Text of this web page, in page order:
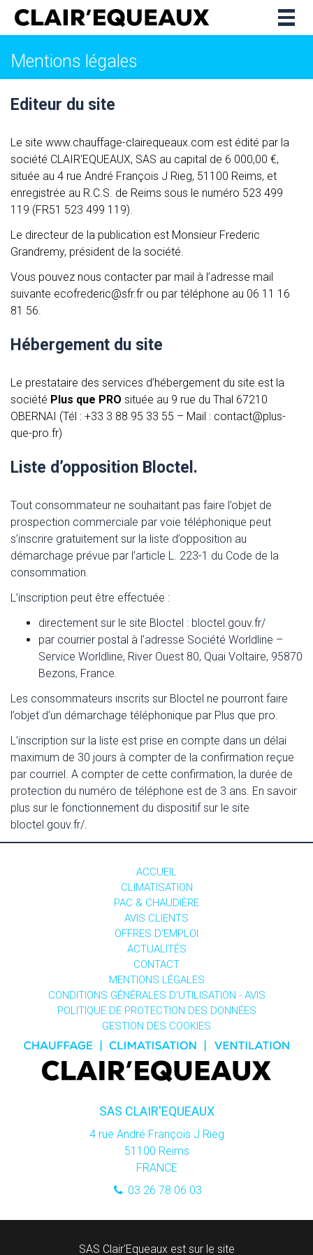
Mentions légales
Editeur du site
Le site www.chauffage-clairequeaux.com est édité par la
société CLAIR'EQUEAUX, SAS au capital de 6 000,00 €,
située au 4 rue André François J Rieg, 51100 Reims, et
enregistrée au R.C.S. de Reims sous le numéro 523 499
119 (FR51 523 499 119).
Le directeur de la publication est Monsieur Frederic
Grandremy, président de la société.
Vous pouvez nous contacter par mail à l’adresse mail
suivante ecofrederic@sfr.fr ou par téléphone au 06 11 16
81 56.
Hébergement du site
Le prestataire des services d’hébergement du site est la
société Plus que PRO située au 9 rue du Thal 67210
OBERNAI (Tél : +33 3 88 95 33 55 – Mail : contact@plus-
que-pro.fr)
Liste d’opposition Bloctel.
Tout consommateur ne souhaitant pas faire l’objet de
prospection commerciale par voie téléphonique peut
s’inscrire gratuitement sur la liste d’opposition au
démarchage prévue par l’article L. 223-1 du Code de la
consommation.
L’inscription peut être effectuée :
directement sur le site Bloctel : bloctel.gouv.fr/
par courrier postal à l’adresse Société Worldline –
Service Worldline, River Ouest 80, Quai Voltaire, 95870
Bezons, France.
Les consommateurs inscrits sur Bloctel ne pourront faire
l’objet d’un démarchage téléphonique par Plus que pro.
L’inscription sur la liste est prise en compte dans un délai
maximum de 30 jours à compter de la confirmation reçue
par courriel. A compter de cette confirmation, la durée de
protection du numéro de téléphone est de 3 ans. En savoir
plus sur le fonctionnement du dispositif sur le site
bloctel.gouv.fr/.
ACCUEIL
CLIMATISATION
PAC & CHAUDIÈRE
AVIS CLIENTS
OFFRES D'EMPLOI
ACTUALITÉS
CONTACT
MENTIONS LÉGALES
CONDITIONS GÉNÉRALES D'UTILISATION - AVIS
POLITIQUE DE PROTECTION DES DONNÉES
GESTION DES COOKIES
SAS CLAIR'EQUEAUX
4 rue André François J Rieg
51100 Reims
FRANCE
03 26 78 06 03
SAS Clair'Equeaux est sur le site